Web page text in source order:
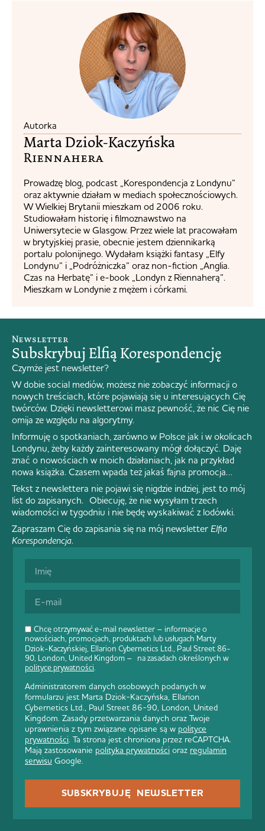
Autorka
Marta Dziok-Kaczyńska
Riennahera​
Prowadzę blog, podcast „Korespondencja z Londynu”
oraz aktywnie działam w mediach społecznościowych.
W Wielkiej Brytanii mieszkam od 2006 roku.
Studiowałam historię i filmoznawstwo na
Uniwersytecie w Glasgow. Przez wiele lat pracowałam
w brytyjskiej prasie, obecnie jestem dziennikarką
portalu polonijnego. Wydałam książki fantasy „Elfy
Londynu” i „Podróżniczka” oraz non-fiction „Anglia.
Czas na Herbatę” i e-book „Londyn z Riennaherą”.
Mieszkam w Londynie z mężem i córkami.
Chcę otrzymywać e-mail newsletter – informacje o
nowościach, promocjach, produktach lub usługach Marty
Dziok-Kaczyńskiej, Ellarion Cybernetics Ltd., Paul Street 86-
90, London, United Kingdom – na zasadach określonych w
polityce prywatności.
Administratorem danych osobowych podanych w
formularzu jest Marta Dziok-Kaczyńska, Ellarion
Cybernetics Ltd., Paul Street 86-90, London, United
Kingdom. Zasady przetwarzania danych oraz Twoje
uprawnienia z tym związane opisane są w polityce
prywatności. Ta strona jest chroniona przez reCAPTCHA.
Mają zastosowanie polityka prywatności oraz regulamin
serwisu Google.
SUBSKRYBUJĘ NEWSLETTER
Newsletter
Subskrybuj Elfią Korespondencję
Czymże jest newsletter?
W dobie social mediów, możesz nie zobaczyć informacji o
nowych treściach, które pojawiają się u interesujących Cię
twórców. Dzięki newsletterowi masz pewność, że nic Cię nie
omija ze względu na algorytmy.
Informuję o spotkaniach, zarówno w Polsce jak i w okolicach
Londynu, żeby każdy zainteresowany mógł dołączyć. Daję
znać o nowościach w moich działaniach, jak na przykład
nowa książka. Czasem wpada też jakaś fajna promocja…
Tekst z newslettera nie pojawi się nigdzie indziej, jest to mój
list do zapisanych. Obiecuję, że nie wysyłam trzech
wiadomości w tygodniu i nie będę wyskakiwać z lodówki.
Zapraszam Cię do zapisania się na mój newsletter Elfia
Korespondencja.